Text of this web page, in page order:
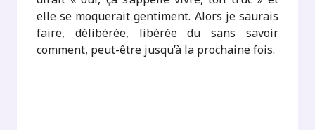
elle se moquerait gentiment. Alors je saurais
faire, délibérée, libérée du sans savoir
comment, peut-être jusqu’à la prochaine fois.